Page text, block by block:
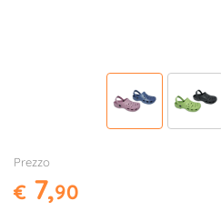
Prezzo
€ 7,90